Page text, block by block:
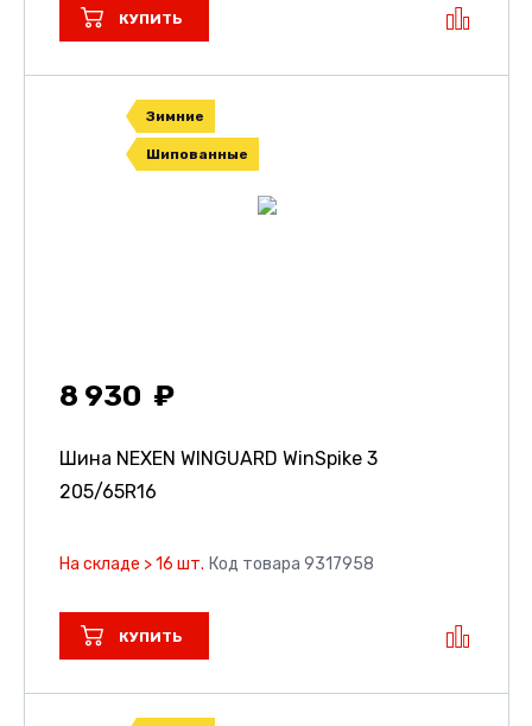
КУПИТЬ
Зимние
Шипованные
8 930
Шина NEXEN WINGUARD WinSpike 3
205/65R16
На складе > 16 шт. Код товара 9317958
КУПИТЬ